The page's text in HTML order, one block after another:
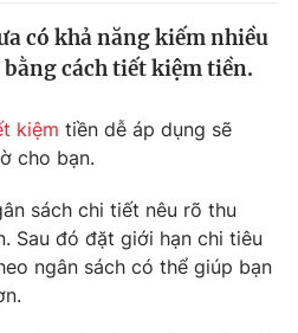
có khả năng kiếm nhiều
cách tiết kiệm tiền.
kiệm tiền dễ áp dụng sẽ
cho bạn.
sách chi tiết nêu rõ thu
Sau đó đặt giới hạn chi tiêu
ngân sách có thể giúp bạn